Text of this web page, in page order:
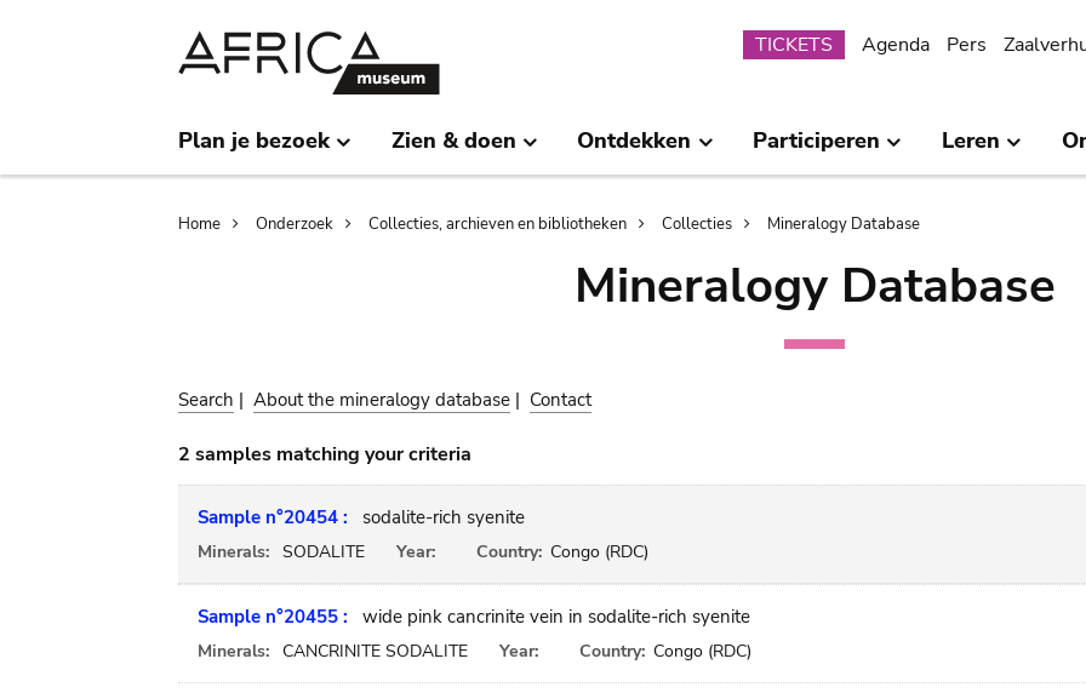
Submenu
TICKETS Agenda Pers
Plan je bezoek Zien & doen Ontdekken Participeren Leren
Breadcrumb
Home Onderzoek Collecties, archieven en bibliotheken Collecties Mineralogy Database
Mineralogy Database
Search | About the mineralogy database | Contact
2 samples matching your criteria
Sample n°20454 : sodalite-rich syenite
Minerals: SODALITE Year: Country: Congo (RDC)
Sample n°20455 : wide pink cancrinite vein in sodalite-rich syenite
Minerals: CANCRINITE SODALITE Year: Country: Congo (RDC)